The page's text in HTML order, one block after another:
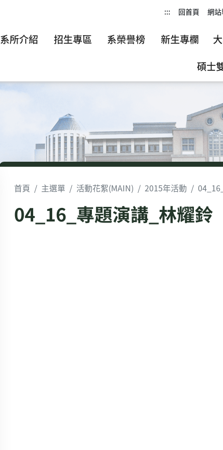
::: 回首頁 網
系所介紹 招生專區 系榮譽榜 新生專欄
碩士
首頁 主選單 活動花絮(MAIN) 2015年活動
04_16_專題演講_林耀鈴